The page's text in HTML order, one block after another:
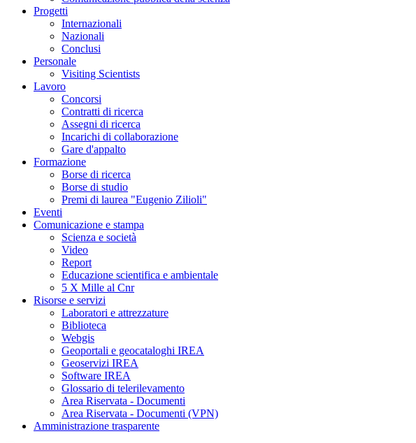
Progetti
Internazionali
Nazionali
Conclusi
Personale
Visiting Scientists
Lavoro
Concorsi
Contratti di ricerca
Assegni di ricerca
Incarichi di collaborazione
Gare d'appalto
Formazione
Borse di ricerca
Borse di studio
Premi di laurea "Eugenio Zilioli"
Eventi
Comunicazione e stampa
Scienza e società
Video
Report
Educazione scientifica e ambientale
5 X Mille al Cnr
Risorse e servizi
Laboratori e attrezzature
Biblioteca
Webgis
Geoportali e geocataloghi IREA
Geoservizi IREA
Software IREA
Glossario di telerilevamento
Area Riservata - Documenti
Area Riservata - Documenti (VPN)
Amministrazione trasparente